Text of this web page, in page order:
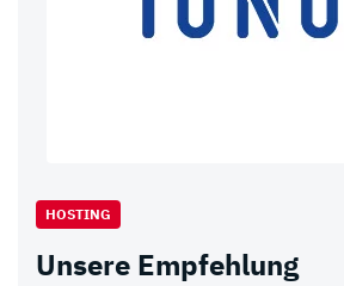
HOSTING
Unsere Empfehlung